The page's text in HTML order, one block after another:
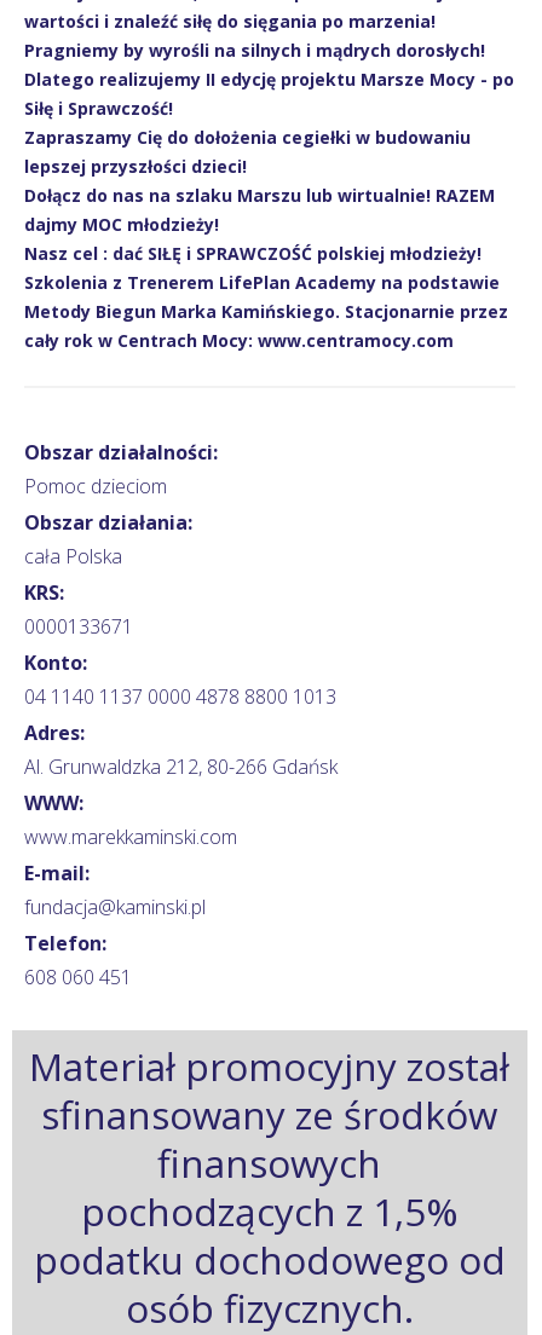
wartości i znaleźć siłę do sięgania po marzenia!
Pragniemy by wyrośli na silnych i mądrych dorosłych!
Dlatego realizujemy II edycję projektu Marsze Mocy - po
Siłę i Sprawczość!
Zapraszamy Cię do dołożenia cegiełki w budowaniu
lepszej przyszłości dzieci!
Dołącz do nas na szlaku Marszu lub wirtualnie! RAZEM
dajmy MOC młodzieży!
Nasz cel : dać SIŁĘ i SPRAWCZOŚĆ polskiej młodzieży!
Szkolenia z Trenerem LifePlan Academy na podstawie
Metody Biegun Marka Kamińskiego. Stacjonarnie przez
cały rok w Centrach Mocy: www.centramocy.com
Obszar działalności:
Pomoc dzieciom
Obszar działania:
cała Polska
KRS:
0000133671
Konto:
04 1140 1137 0000 4878 8800 1013
Adres:
Al. Grunwaldzka 212, 80-266 Gdańsk
WWW:
www.marekkaminski.com
E-mail:
fundacja@kaminski.pl
Telefon:
608 060 451
Materiał promocyjny został
sfinansowany ze środków
finansowych
pochodzących z 1,5%
podatku dochodowego od
osób fizycznych.